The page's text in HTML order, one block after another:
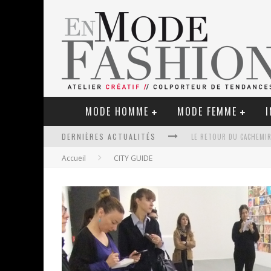
MODE HOMME MODE FEMME
DERNIÈRES ACTUALITÉS LE RETOUR DU
Accueil CITY GUIDE